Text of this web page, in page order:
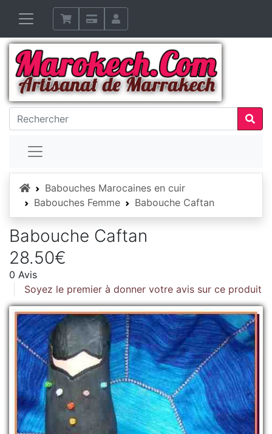
AccueilBabouches Marocaines en cuir
Babouches Femme
Babouche Caftan
Babouche Caftan
28.50€
0 Avis
Soyez le premier à donner votre avis sur ce produit